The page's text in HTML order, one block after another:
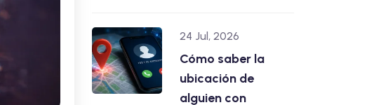
24 Jul, 2026
Cómo saber la
ubicación de
alguien con